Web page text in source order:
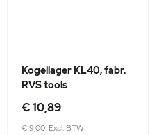
Kogellager KL40, fabr.
RVS tools
€ 10,89
€ 9,00